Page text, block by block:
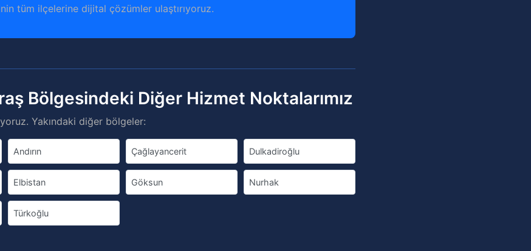
tüm ilçelerine dijital çözümler ulaştırıyoruz.
Bölgesindeki Diğer Hizmet Noktalarımız
Yakındaki diğer bölgeler:
Andırın Çağlayancerit Dulkadiroğlu
Elbistan Göksun Nurhak
Türkoğlu